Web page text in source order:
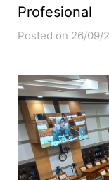
Profesional
Posted on 26/09/